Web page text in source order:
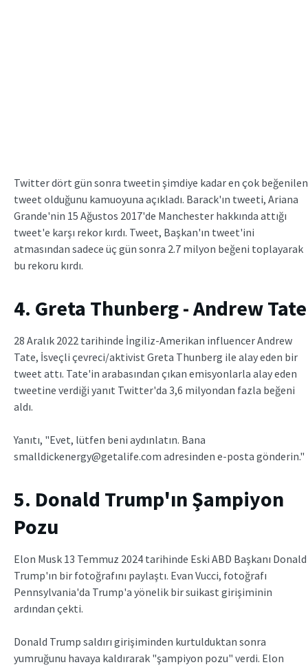
Twitter dört gün sonra tweetin şimdiye kadar en çok beğenilen
tweet olduğunu kamuoyuna açıkladı. Barack'ın tweeti, Ariana
Grande'nin 15 Ağustos 2017'de Manchester hakkında attığı
tweet'e karşı rekor kırdı. Tweet, Başkan'ın tweet'ini
atmasından sadece üç gün sonra 2.7 milyon beğeni toplayarak
bu rekoru kırdı.
4. Greta Thunberg - Andrew Tate
28 Aralık 2022 tarihinde İngiliz-Amerikan influencer Andrew
Tate, İsveçli çevreci/aktivist Greta Thunberg ile alay eden bir
tweet attı. Tate'in arabasından çıkan emisyonlarla alay eden
tweetine verdiği yanıt Twitter'da 3,6 milyondan fazla beğeni
aldı.
Yanıtı, "Evet, lütfen beni aydınlatın. Bana
smalldickenergy@getalife.com adresinden e-posta gönderin."
5. Donald Trump'ın Şampiyon
Pozu
Elon Musk 13 Temmuz 2024 tarihinde Eski ABD Başkanı Donald
Trump'ın bir fotoğrafını paylaştı. Evan Vucci, fotoğrafı
Pennsylvania'da Trump'a yönelik bir suikast girişiminin
ardından çekti.
Donald Trump saldırı girişiminden kurtulduktan sonra
yumruğunu havaya kaldırarak "şampiyon pozu" verdi. Elon